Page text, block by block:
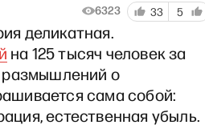
6323 33 5
деликатная.
на 125 тысяч человек за
размышлений о
сама собой:
естественная убыль.